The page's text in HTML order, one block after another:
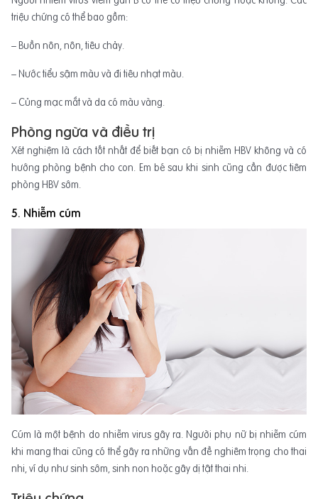
triệu chứng có thể bao gồm:
– Buồn nôn, nôn, tiêu chảy.
– Nước tiểu sậm màu và đi tiêu nhạt màu.
– Củng mạc mắt và da có màu vàng.
Phòng ngừa và điều trị
Xét nghiệm là cách tốt nhất để biết bạn có bị nhiễm HBV không và có
hướng phòng bệnh cho con. Em bé sau khi sinh cũng cần được tiêm
phòng HBV sớm.
5. Nhiễm cúm
Cúm là một bệnh do nhiễm virus gây ra. Người phụ nữ bị nhiễm cúm
khi mang thai cũng có thể gây ra những vấn đề nghiêm trọng cho thai
nhi, ví dụ như sinh sớm, sinh non hoặc gây dị tật thai nhi.